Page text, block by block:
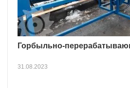
Горбыльно-
31.08.2023